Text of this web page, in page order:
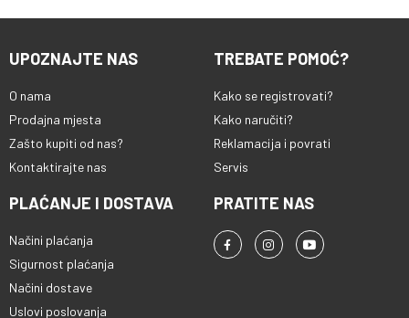
UPOZNAJTE NAS
O nama
Prodajna mjesta
Zašto kupiti od nas?
Kontaktirajte nas
TREBATE POMOĆ?
Kako se registrovati?
Kako naručiti?
Reklamacija i povrati
Servis
PLAĆANJE I DOSTAVA
Načini plaćanja
Sigurnost plaćanja
Načini dostave
Uslovi poslovanja
PRATITE NAS